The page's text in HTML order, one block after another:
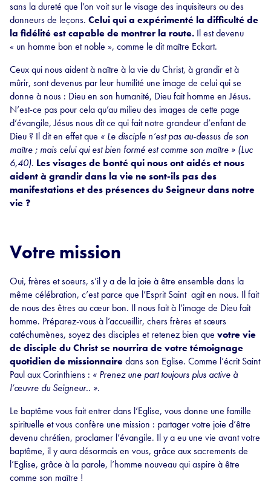
sans la dureté que l’on voit sur le visage des inquisiteurs ou des
donneurs de leçons. Celui qui a expérimenté la difficulté de
la fidélité est capable de montrer la route. Il est devenu
« un homme bon et noble », comme le dit maître Eckart.
Ceux qui nous aident à naître à la vie du Christ, à grandir et à
mûrir, sont devenus par leur humilité une image de celui qui se
donne à nous : Dieu en son humanité, Dieu fait homme en Jésus.
N’est-ce pas pour cela qu’au milieu des images de cette page
d’évangile, Jésus nous dit ce qui fait notre grandeur d’enfant de
Dieu ? Il dit en effet que « Le disciple n’est pas au-dessus de son
maître ; mais celui qui est bien formé est comme son maître » (Luc
6,40). Les visages de bonté qui nous ont aidés et nous
aident à grandir dans la vie ne sont-ils pas des
manifestations et des présences du Seigneur dans notre
vie ?
Votre mission
Oui, frères et soeurs, s’il y a de la joie à être ensemble dans la
même célébration, c’est parce que l’Esprit Saint agit en nous. Il fait
de nous des êtres au cœur bon. Il nous fait à l’image de Dieu fait
homme. Préparez-vous à l’accueillir, chers frères et sœurs
catéchumènes, soyez des disciples et retenez bien que votre vie
de disciple du Christ se nourrira de votre témoignage
quotidien de missionnairedans son Eglise. Comme l’écrit Saint
Paul aux Corinthiens : « Prenez une part toujours plus active à
l’œuvre du Seigneur.. ».
Le baptême vous fait entrer dans l’Eglise, vous donne une famille
spirituelle et vous confère une mission : partager votre joie d’être
devenu chrétien, proclamer l’évangile. Il y a eu une vie avant votre
baptême, il y aura désormais en vous, grâce aux sacrements de
l’Eglise, grâce à la parole, l’homme nouveau qui aspire à être
comme son maître !